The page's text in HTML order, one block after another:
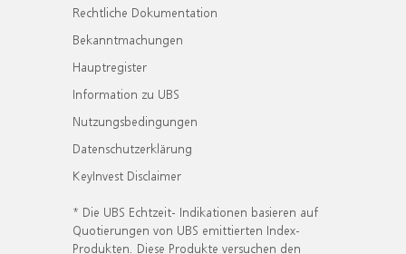
Rechtliche Dokumentation
Bekanntmachungen
Hauptregister
Information zu UBS
Nutzungsbedingungen
Datenschutzerklärung
KeyInvest Disclaimer
* Die UBS Echtzeit- Indikationen basieren auf
Quotierungen von UBS emittierten Index-
Produkten. Diese Produkte versuchen den